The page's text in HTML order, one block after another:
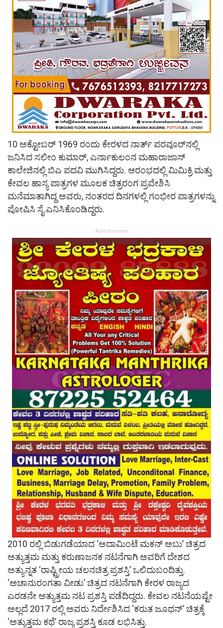
10 ಅಕ್ಟೋಬರ್ 1969 ರಂದು ಕೇರಳದ ನಾರ್ತ್ ಪರವೂರ್‌ನಲ್ಲಿ
ಜನಿಸಿದ ಸಲೀಂ ಕುಮಾರ್, ಎರ್ನಾಕುಲಂನ ಮಹಾರಾಜಾಸ್
ಕಾಲೇಜಿನಲ್ಲಿ ಬಿಎ ಪದವಿ ಮುಗಿಸಿದ್ದರು. ಆರಂಭದಲ್ಲಿ ಮಿಮಿಕ್ರಿ ಮತ್ತು
ಕೇವಲ ಹಾಸ್ಯ ಪಾತ್ರಗಳ ಮೂಲಕ ಚಿತ್ರರಂಗ ಪ್ರವೇಶಿಸಿ
ಮನೆಮಾತಾಗಿದ್ದ ಅವರು, ನಂತರದ ದಿನಗಳಲ್ಲಿ ಗಂಭೀರ ಪಾತ್ರಗಳನ್ನು
ಪೋಷಿಸಿ ಸೈ ಎನಿಸಿಕೊಂಡಿದ್ದರು.
Advertisement
2010 ರಲ್ಲಿ ಬಿಡುಗಡೆಯಾದ ‘ಅದಾಮಿಂಟೆ ಮಕನ್ ಅಬು’ ಚಿತ್ರದ
ಅತ್ಯುತ್ತಮ ಮತ್ತು ಕರುಣಾಜನಕ ನಟನೆಗಾಗಿ ಅವರಿಗೆ ದೇಶದ
ಅತ್ಯುನ್ನತ ‘ರಾಷ್ಟ್ರೀಯ ಚಲನಚಿತ್ರ ಪ್ರಶಸ್ತಿ’ ಒಲಿದುಬಂದಿತ್ತು.
‘ಅಚಾನುರಂಗತಾ ವೀಡು’ ಚಿತ್ರದ ನಟನೆಗಾಗಿ ಕೇರಳ ರಾಜ್ಯದ
ಎರಡನೇ ಅತ್ಯುತ್ತಮ ನಟ ಪ್ರಶಸ್ತಿ ಪಡೆದಿದ್ದರು. ಕೇವಲ ನಟನೆಯಷ್ಟೇ
ಅಲ್ಲದೆ 2017 ರಲ್ಲಿ ಅವರು ನಿರ್ದೇಶಿಸಿದ ‘ಕರುತ ಜೂಥನ್’ ಚಿತ್ರಕ್ಕೆ
‘ಅತ್ಯುತ್ತಮ ಕಥೆ’ ರಾಜ್ಯ ಪ್ರಶಸ್ತಿ ಕೂಡ ಲಭಿಸಿತ್ತು.